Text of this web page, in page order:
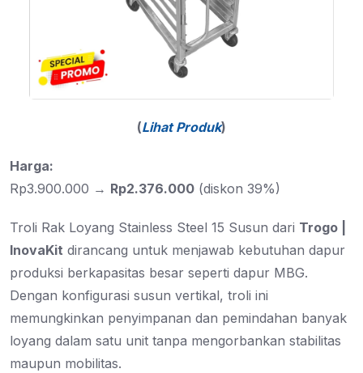
(Lihat Produk)
Harga:
Rp3.900.000 → Rp2.376.000 (diskon 39%)
Troli Rak Loyang Stainless Steel 15 Susun dari Trogo |
InovaKit dirancang untuk menjawab kebutuhan dapur
produksi berkapasitas besar seperti dapur MBG.
Dengan konfigurasi susun vertikal, troli ini
memungkinkan penyimpanan dan pemindahan banyak
loyang dalam satu unit tanpa mengorbankan stabilitas
maupun mobilitas.